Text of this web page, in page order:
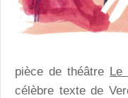
pièce de théâtre Le
célèbre texte de